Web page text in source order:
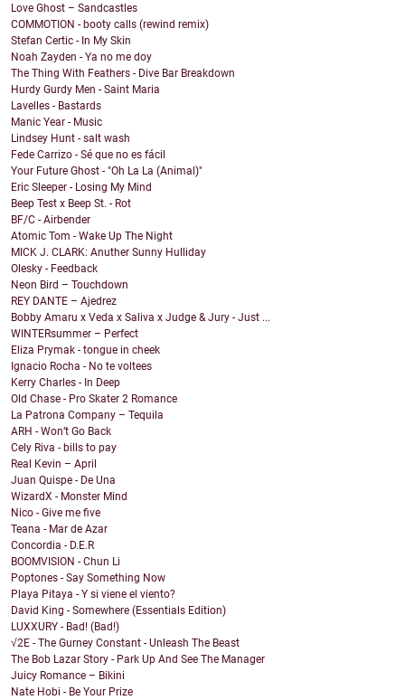
Love Ghost – Sandcastles
COMMOTION - booty calls (rewind remix)
Stefan Certic - In My Skin
Noah Zayden - Ya no me doy
The Thing With Feathers - Dive Bar Breakdown
Hurdy Gurdy Men - Saint Maria
Lavelles - Bastards
Manic Year - Music
Lindsey Hunt - salt wash
Fede Carrizo - Sé que no es fácil
Your Future Ghost - "Oh La La (Animal)"
Eric Sleeper - Losing My Mind
Beep Test x Beep St. - Rot
BF/C - Airbender
Atomic Tom - Wake Up The Night
MICK J. CLARK: Anuther Sunny Hulliday
Olesky - Feedback
Neon Bird – Touchdown
REY DANTE – Ajedrez
Bobby Amaru x Veda x Saliva x Judge & Jury - Just ...
WINTERsummer – Perfect
Eliza Prymak - tongue in cheek
Ignacio Rocha - No te voltees
Kerry Charles - In Deep
Old Chase - Pro Skater 2 Romance
La Patrona Company – Tequila
ARH - Won’t Go Back
Cely Riva - bills to pay
Real Kevin – April
Juan Quispe - De Una
WizardX - Monster Mind
Nico - Give me five
Teana - Mar de Azar
Concordia - D.E.R
BOOMVISION - Chun Li
Poptones - Say Something Now
Playa Pitaya - Y si viene el viento?
David King - Somewhere (Essentials Edition)
LUXXURY - Bad! (Bad!)
√2E - The Gurney Constant - Unleash The Beast
The Bob Lazar Story - Park Up And See The Manager
Juicy Romance – Bikini
Nate Hobi - Be Your Prize